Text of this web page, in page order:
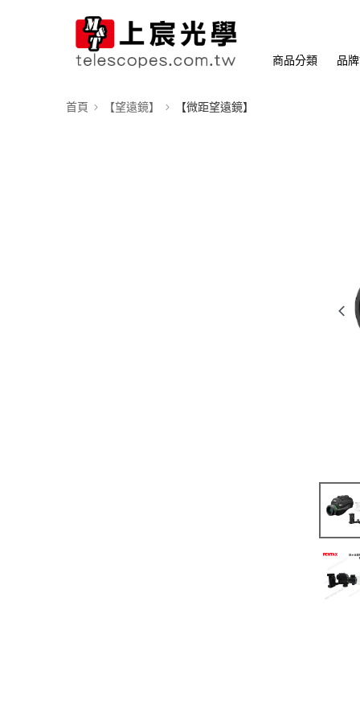
商品分類 品
首頁 【望遠鏡】 【微距望遠鏡】